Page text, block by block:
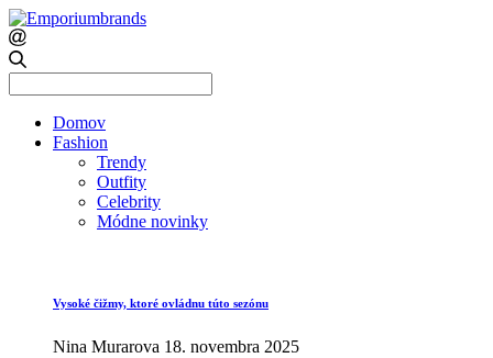
for:
Domov
Fashion
Trendy
Outfity
Celebrity
Módne novinky
Vysoké čižmy, ktoré ovládnu túto sezónu
Nina Murarova 18. novembra 2025